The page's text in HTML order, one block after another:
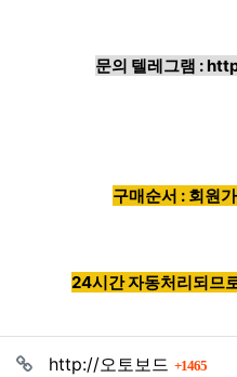
문의 텔레그램 :
구매순서 : 회원
24시간 자동처리되므
http://오토보드 1465회